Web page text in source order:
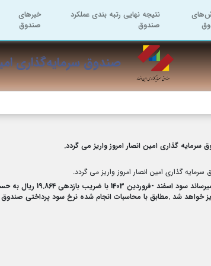
نتیجه نهایی رتبه بندی عملکرد
صندوق
خبرهای
صندوق
صندوق سرمایه‌گذاری
شد .مطابق با محاسبات انجام شده نرخ سود پرداختی صندوق در فروردین 1403 معادل